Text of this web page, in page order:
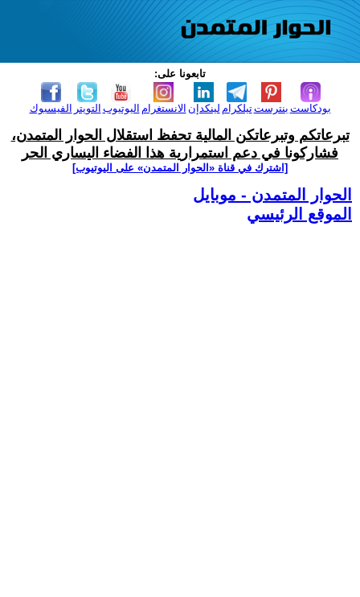
تابعونا على:
الفيسبوك التويتر اليوتيوب الانستغرام لينكدإن تيلكرامبنترست بودكاست
تبرعاتكم وتبرعاتكن المالية تحفظ استقلال الحوار المتمدن،
فشاركونا في دعم استمرارية هذا الفضاء اليساري الحر
[اشترك في قناة ‫«الحوار المتمدن» على اليوتيوب]
الحوار المتمدن - موبايل
الموقع الرئيسي